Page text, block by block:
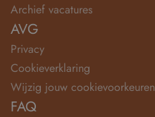
Archief vacatures
AVG
Privacy
Cookieverklaring
Wijzig jouw cookievoorkeuren
FAQ